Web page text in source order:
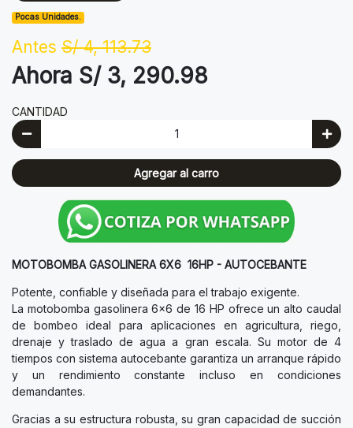
Pocas Unidades.
Antes S/ 4, 113.73
Ahora S/ 3, 290.98
CANTIDAD
Agregar al carro
MOTOBOMBA GASOLINERA 6X6 16HP - AUTOCEBANTE
Potente, confiable y diseñada para el trabajo exigente.
La motobomba gasolinera 6x6 de 16 HP ofrece un alto caudal
de bombeo ideal para aplicaciones en agricultura, riego,
drenaje y traslado de agua a gran escala. Su motor de 4
tiempos con sistema autocebante garantiza un arranque rápido
y un rendimiento constante incluso en condiciones
demandantes.
Gracias a su estructura robusta, su gran capacidad de succión